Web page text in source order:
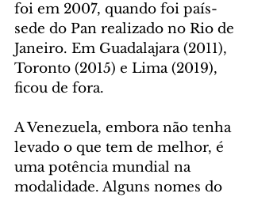
foi em 2007, quando foi país-
sede do Pan realizado no Rio de
Janeiro. Em Guadalajara (2011),
Toronto (2015) e Lima (2019),
ficou de fora.
A Venezuela, embora não tenha
levado o que tem de melhor, é
uma potência mundial na
modalidade. Alguns nomes do